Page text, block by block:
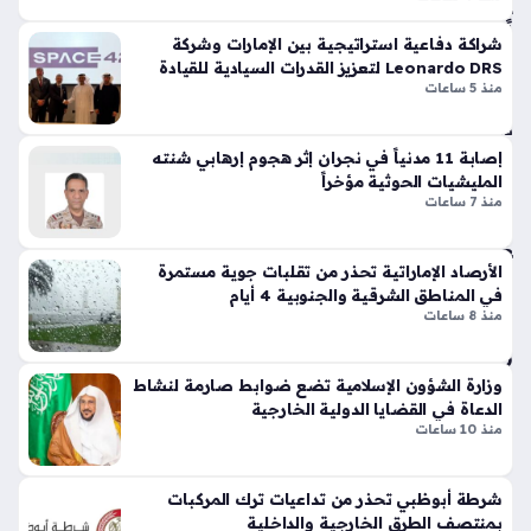
تي
س
وبر
سب
س
تك
سر
عد
الت
ص
م
الت
قلي
دي
سا
ت
كري
اً
منذ
46
دقي
قة
غا
ل
ال
شا
رق
ة
تد
عم
در
الذي يهدف إلى تعزيز الاستقرار في الممرات المائية الحيوية، حيث
يأتي تولي هذا اللواء السعودي لهذا المنصب الرفيع في وقت يتزايد…
شراكة دفاعية استراتيجية بين الإمارات وشركة
Leonardo DRS لتعزيز القدرات السيادية للقيادة
والسيطرة
منذ 5 ساعات
إصابة 11 مدنياً في نجران إثر هجوم إرهابي شنته
المليشيات الحوثية مؤخراً
منذ 7 ساعات
الأرصاد الإماراتية تحذر من تقلبات جوية مستمرة
في المناطق الشرقية والجنوبية 4 أيام
منذ 8 ساعات
وزارة الشؤون الإسلامية تضع ضوابط صارمة لنشاط
الدعاة في القضايا الدولية الخارجية
منذ 10 ساعات
شرطة أبوظبي تحذر من تداعيات ترك المركبات
بمنتصف الطرق الخارجية والداخلية